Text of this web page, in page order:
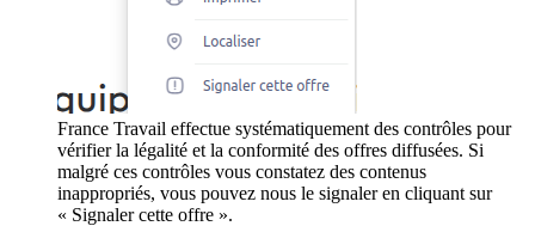
France Travail effectue systématiquement des contrôles pour
vérifier la légalité et la conformité des offres diffusées. Si
malgré ces contrôles vous constatez des contenus
inappropriés, vous pouvez nous le signaler en cliquant sur
« Signaler cette offre ».